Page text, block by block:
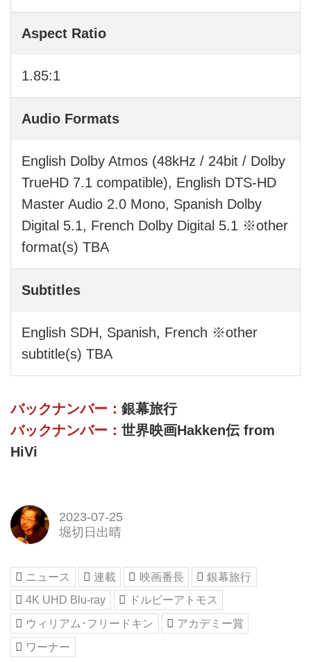
Aspect Ratio
1.85:1
Audio Formats
English Dolby Atmos (48kHz / 24bit / Dolby
TrueHD 7.1 compatible), English DTS-HD
Master Audio 2.0 Mono, Spanish Dolby
Digital 5.1, French Dolby Digital 5.1 ※other
format(s) TBA
Subtitles
English SDH, Spanish, French ※other
subtitle(s) TBA
バックナンバー： 銀幕旅行
バックナンバー： 世界映画Hakken伝 from
HiVi
2023-07-25
堀切日出晴
ニュース 連載 映画番長
銀幕旅行
4K UHD Blu-ray
ドルビーアトモス
ウィリアム･フリードキン
アカデミー賞
ワーナー